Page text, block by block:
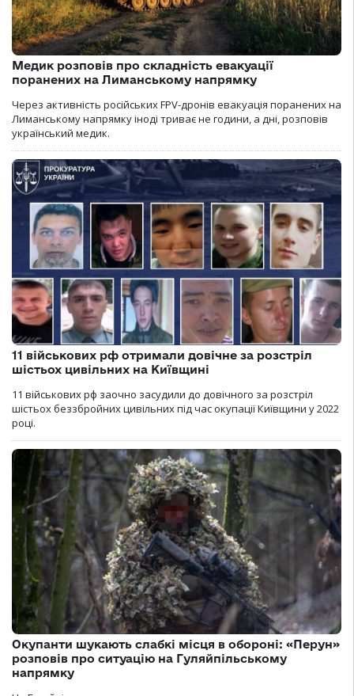
Медик розповів про складність евакуації
поранених на Лиманському напрямку
Через активність російських FPV-дронів евакуація поранених на
Лиманському напрямку іноді триває не години, а дні, розповів
український медик.
11 військових рф отримали довічне за розстріл
шістьох цивільних на Київщині
11 військових рф заочно засудили до довічного за розстріл
шістьох беззбройних цивільних під час окупації Київщини у 2022
році.
Окупанти шукають слабкі місця в обороні: «Перун»
розповів про ситуацію на Гуляйпільському
напрямку